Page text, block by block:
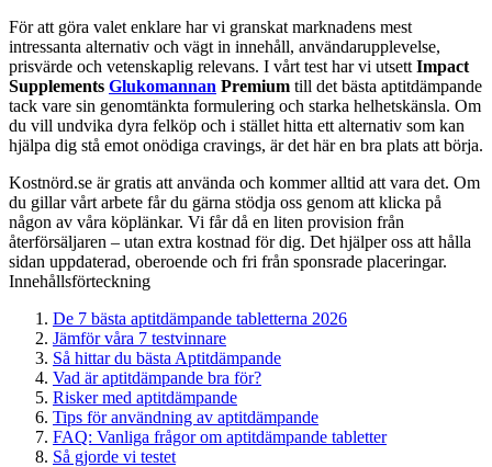
För att göra valet enklare har vi granskat marknadens mest
intressanta alternativ och vägt in innehåll, användarupplevelse,
prisvärde och vetenskaplig relevans. I vårt test har vi utsett Impact
Supplements Glukomannan Premium till det bästa aptitdämpande
tack vare sin genomtänkta formulering och starka helhetskänsla. Om
du vill undvika dyra felköp och i stället hitta ett alternativ som kan
hjälpa dig stå emot onödiga cravings, är det här en bra plats att börja.
Kostnörd.se är gratis att använda och kommer alltid att vara det. Om
du gillar vårt arbete får du gärna stödja oss genom att klicka på
någon av våra köplänkar. Vi får då en liten provision från
återförsäljaren – utan extra kostnad för dig. Det hjälper oss att hålla
sidan uppdaterad, oberoende och fri från sponsrade placeringar.
Innehållsförteckning
De 7 bästa aptitdämpande tabletterna 2026
Jämför våra 7 testvinnare
Så hittar du bästa Aptitdämpande
Vad är aptitdämpande bra för?
Risker med aptitdämpande
Tips för användning av aptitdämpande
FAQ: Vanliga frågor om aptitdämpande tabletter
Så gjorde vi testet